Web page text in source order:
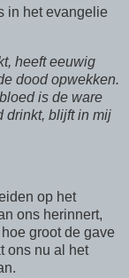
in het evangelie
heeft eeuwig
dood opwekken.
is de ware
drinkt, blijft in mij
op het
ons herinnert,
groot de gave
ons nu al het